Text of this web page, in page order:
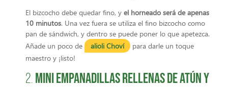
El bizcocho debe quedar fino, y el horneado será de apenas
10 minutos. Una vez fuera se utiliza el fino bizcocho como
pan de sándwich, y dentro se puede poner lo que apetezca.
Añade un poco de
alioli Choví
para darle un toque
maestro y ¡listo!
2. Mini empanadillas rellenas de atún y